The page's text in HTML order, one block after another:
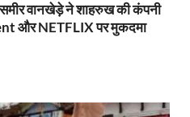
वानखेड़े ने शाहरुख की कंपनी
और NETFLIX पर मुकदमा